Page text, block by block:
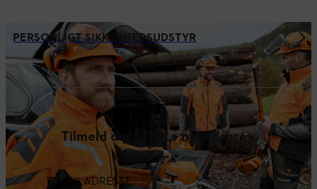
PERSONLIGT SIKKERHEDSUDSTYR
Tilmeld dig STIHLs nyhedsbrev.
E-MAILADRESSE